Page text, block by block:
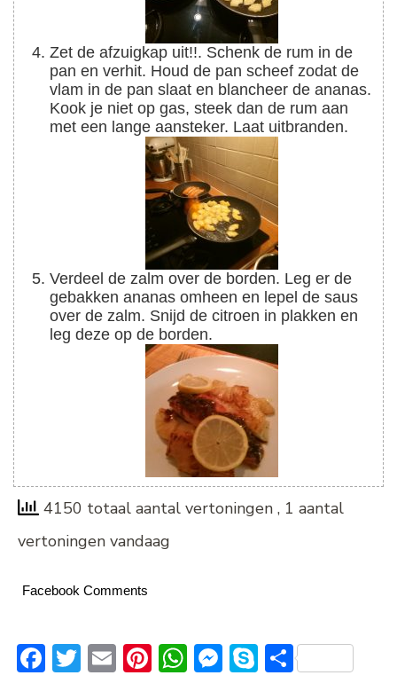
Zet de afzuigkap uit!!. Schenk de rum in de
pan en verhit. Houd de pan scheef zodat de
vlam in de pan slaat en blancheer de ananas.
Kook je niet op gas, steek dan de rum aan
met een lange aansteker. Laat uitbranden.
Verdeel de zalm over de borden. Leg er de
gebakken ananas omheen en lepel de saus
over de zalm. Snijd de citroen in plakken en
leg deze op de borden.
4150 totaal aantal vertoningen , 1 aantal
vertoningen vandaag
Facebook Comments
Facebook
Twitter
EmailPinterest
WhatsApp
Messenger
Skype
Delen